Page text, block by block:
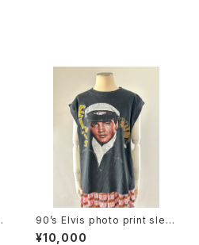
90’s Elvis photo print slee
veless tee
¥10,000